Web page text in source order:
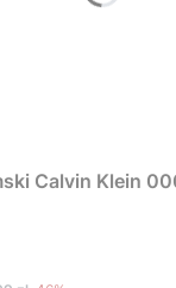
Calvin Klein